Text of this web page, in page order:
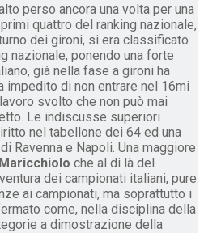
perso ancora una volta per una
quattro del ranking nazionale,
dei gironi, si era classificato
nazionale, ponendo una forte
già nella fase a gironi ha
impedito di non entrare nel 16mi
svolto che non può mai
Le indiscusse superiori
nel tabellone dei 64 ed una
Ravenna e Napoli. Una maggiore
che al di là del
dei campionati italiani, pure
ai campionati, ma soprattutto i
come, nella disciplina della
a dimostrazione della